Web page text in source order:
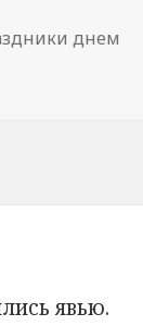
днем
явью.